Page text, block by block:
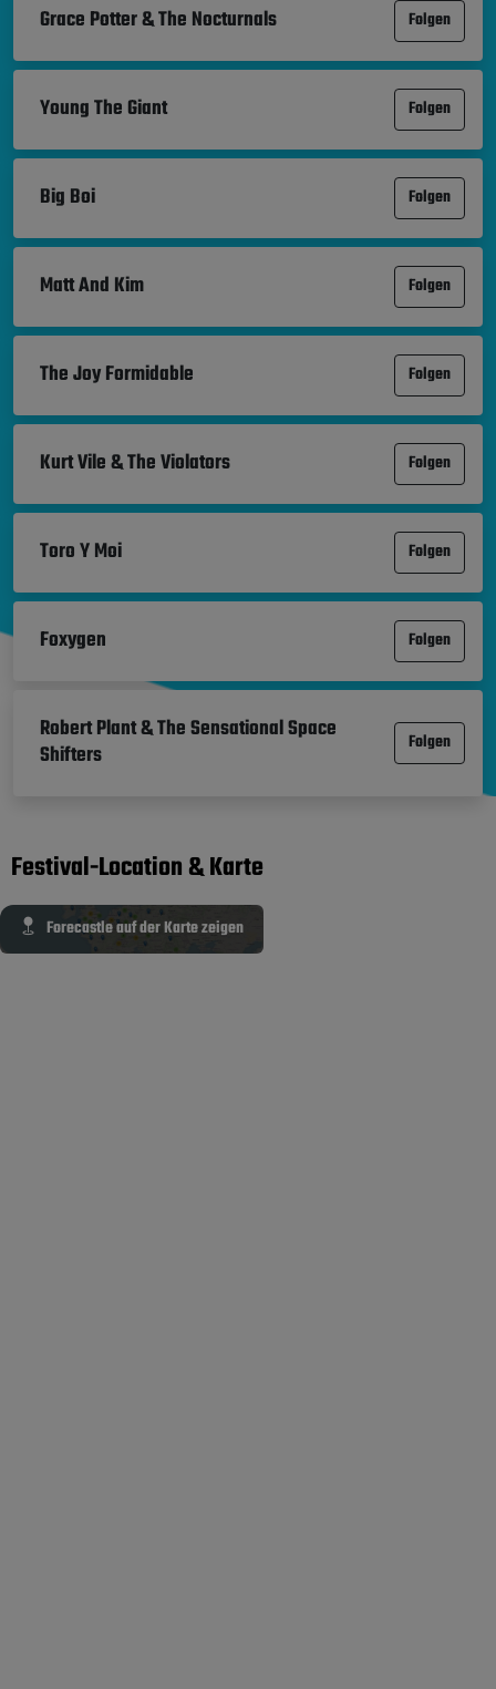
Grace Potter & The Nocturnals Folgen
Young The Giant Folgen
Big Boi Folgen
Matt And Kim Folgen
The Joy Formidable Folgen
Kurt Vile & The Violators Folgen
Toro Y Moi Folgen
Foxygen Folgen
Robert Plant & The Sensational Space
Shifters
Folgen
Festival-Location & Karte
Forecastle auf der Karte zeigen